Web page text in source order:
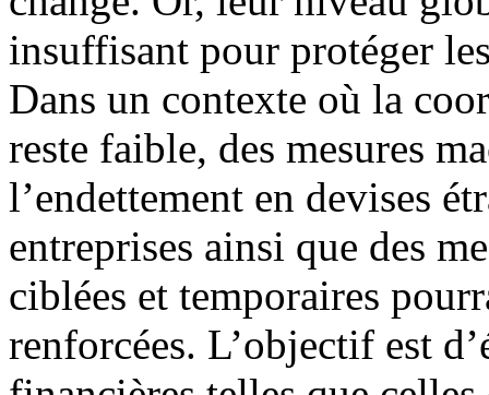
insuffisant pour protéger
Dans un contexte où la
reste faible, des mesures
l’endettement en devises
entreprises ainsi que des
ciblées et temporaires
renforcées. L’objectif est